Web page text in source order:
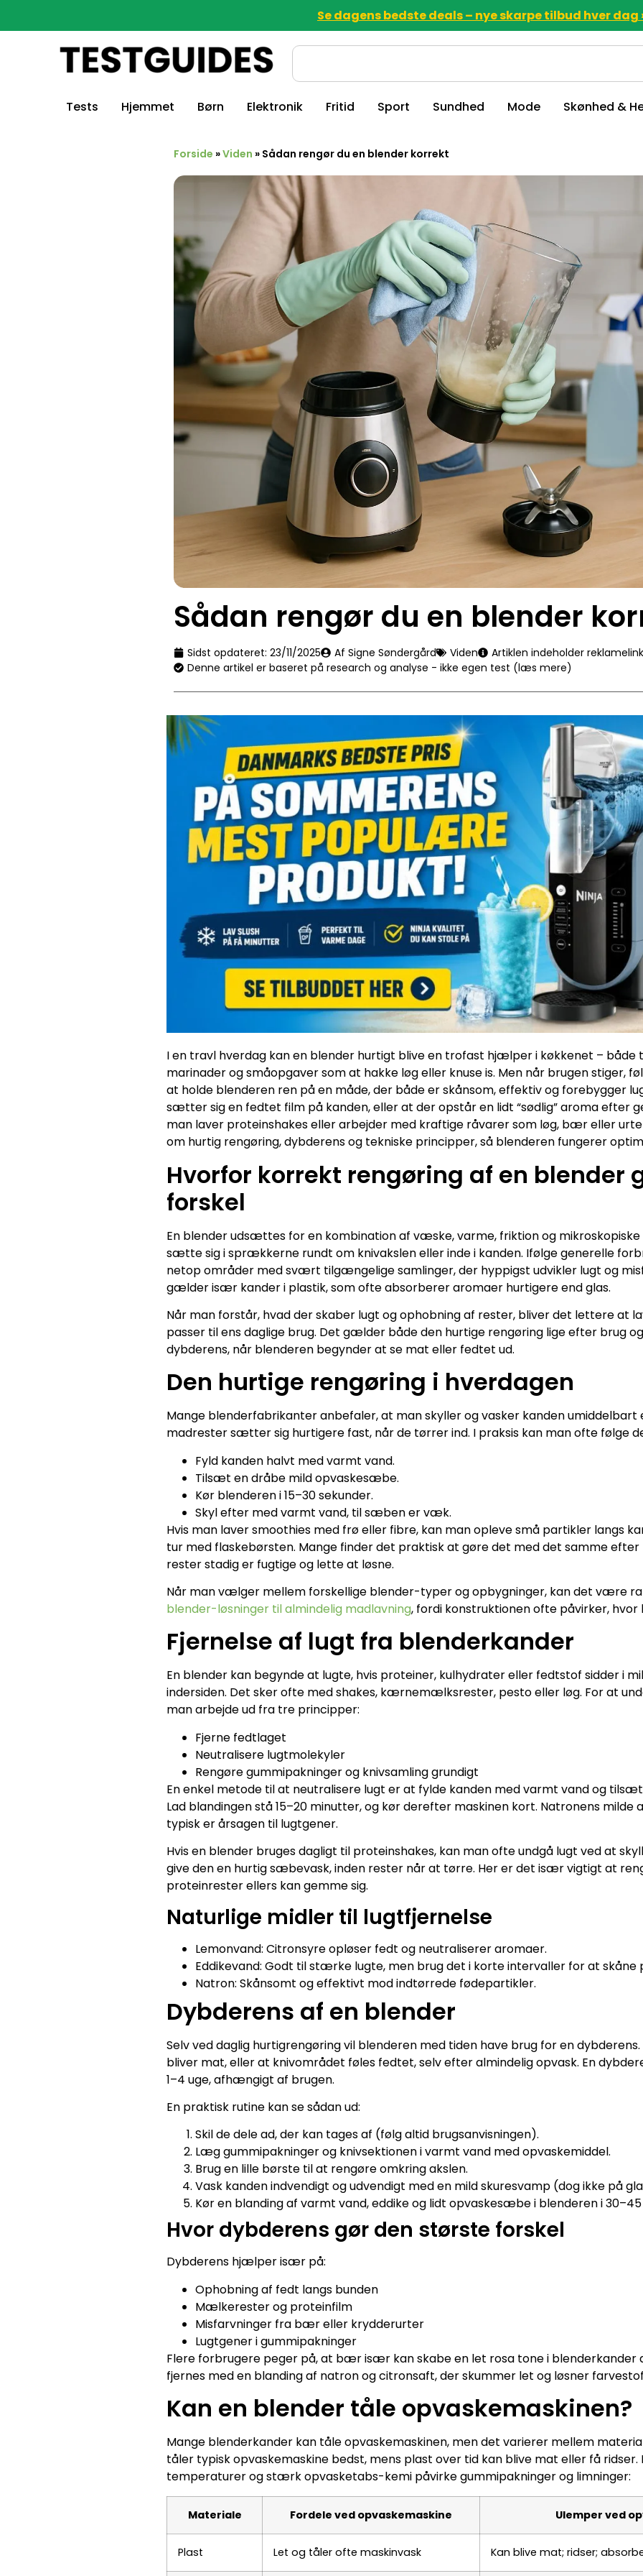
Se dagens bedste deals – nye skarpe tilbud hver dag
Tests Hjemmet Børn Elektronik Fritid Sport Sundhed Mode Skønhed &
Forside »Viden » Sådan rengør du en blender korrekt
Sådan rengør du en blender
Sidst opdateret: 23/11/2025 Af Signe Søndergård Viden
Artiklen indeholder
Denne artikel er baseret på research og analyse - ikke egen test (læs mere)
I en travl hverdag kan en blender hurtigt blive en trofast hjælper i køkkenet – både
marinader og småopgaver som at hakke løg eller knuse is. Men når brugen stiger,
at holde blenderen ren på en måde, der både er skånsom, effektiv og forebygger
sætter sig en fedtet film på kanden, eller at der opstår en lidt “sødlig” aroma efter
man laver proteinshakes eller arbejder med kraftige råvarer som løg, bær eller
om hurtig rengøring, dybderens og tekniske principper, så blenderen fungerer
Hvorfor korrekt rengøring af en blender
forskel
En blender udsættes for en kombination af væske, varme, friktion og
sætte sig i sprækkerne rundt om knivakslen eller inde i kanden. Ifølge generelle
netop områder med svært tilgængelige samlinger, der hyppigst udvikler lugt og
gælder især kander i plastik, som ofte absorberer aromaer hurtigere end glas.
Når man forstår, hvad der skaber lugt og ophobning af rester, bliver det lettere at
passer til ens daglige brug. Det gælder både den hurtige rengøring lige efter brug
dybderens, når blenderen begynder at se mat eller fedtet ud.
Den hurtige rengøring i hverdagen
Mange blenderfabrikanter anbefaler, at man skyller og vasker kanden umiddelbart
madrester sætter sig hurtigere fast, når de tørrer ind. I praksis kan man ofte følge
Fyld kanden halvt med varmt vand.
Tilsæt en dråbe mild opvaskesæbe.
Kør blenderen i 15–30 sekunder.
Skyl efter med varmt vand, til sæben er væk.
Hvis man laver smoothies med frø eller fibre, kan man opleve små partikler langs
tur med flaskebørsten. Mange finder det praktisk at gøre det med det samme efter
rester stadig er fugtige og lette at løsne.
Når man vælger mellem forskellige blender-typer og opbygninger, kan det være
blender-løsninger til almindelig madlavning, fordi konstruktionen ofte påvirker,
Fjernelse af lugt fra blenderkander
En blender kan begynde at lugte, hvis proteiner, kulhydrater eller fedtstof sidder i
indersiden. Det sker ofte med shakes, kærnemælksrester, pesto eller løg. For at
man arbejde ud fra tre principper:
Fjerne fedtlaget
Neutralisere lugtmolekyler
Rengøre gummipakninger og knivsamling grundigt
En enkel metode til at neutralisere lugt er at fylde kanden med varmt vand og
Lad blandingen stå 15–20 minutter, og kør derefter maskinen kort. Natronens milde
typisk er årsagen til lugtgener.
Hvis en blender bruges dagligt til proteinshakes, kan man ofte undgå lugt ved at
give den en hurtig sæbevask, inden rester når at tørre. Her er det især vigtigt at
proteinrester ellers kan gemme sig.
Naturlige midler til lugtfjernelse
Lemonvand: Citronsyre opløser fedt og neutraliserer aromaer.
Eddikevand: Godt til stærke lugte, men brug det i korte intervaller for at skåne
Natron: Skånsomt og effektivt mod indtørrede fødepartikler.
Dybderens af en blender
Selv ved daglig hurtigrengøring vil blenderen med tiden have brug for en
bliver mat, eller at knivområdet føles fedtet, selv efter almindelig opvask. En
1–4 uge, afhængigt af brugen.
En praktisk rutine kan se sådan ud:
Skil de dele ad, der kan tages af (følg altid brugsanvisningen).
Læg gummipakninger og knivsektionen i varmt vand med opvaskemiddel.
Brug en lille børste til at rengøre omkring akslen.
Vask kanden indvendigt og udvendigt med en mild skuresvamp (dog ikke på
Kør en blanding af varmt vand, eddike og lidt opvaskesæbe i blenderen i
Hvor dybderens gør den største forskel
Dybderens hjælper især på:
Ophobning af fedt langs bunden
Mælkerester og proteinfilm
Misfarvninger fra bær eller krydderurter
Lugtgener i gummipakninger
Flere forbrugere peger på, at bær især kan skabe en let rosa tone i blenderkander
fjernes med en blanding af natron og citronsaft, der skummer let og løsner
Kan en blender tåle opvaskemaskinen?
Mange blenderkander kan tåle opvaskemaskinen, men det varierer mellem
tåler typisk opvaskemaskine bedst, mens plast over tid kan blive mat eller få ridser.
temperaturer og stærk opvasketabs-kemi påvirke gummipakninger og limninger:
Materiale Fordele ved opvaskemaskine Ulemper ved
Plast Let og tåler ofte maskinvask Kan blive mat; ridser;